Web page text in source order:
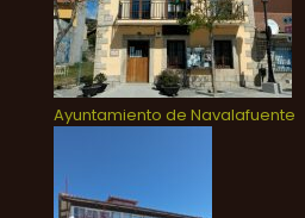
Ayuntamiento de Navalafuente